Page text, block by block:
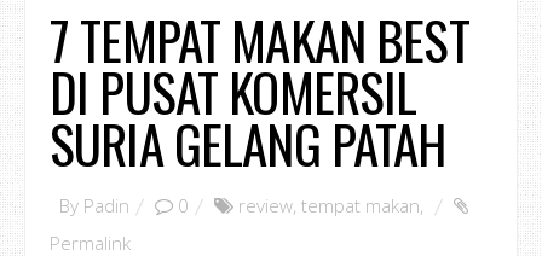
7 TEMPAT MAKAN BEST
DI PUSAT KOMERSIL
SURIA GELANG PATAH
By Padin 0 review, tempat makan,
Permalink